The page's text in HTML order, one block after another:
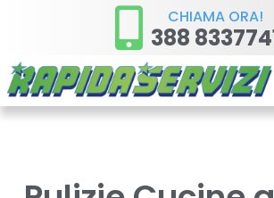
CHIAMA ORA!
388